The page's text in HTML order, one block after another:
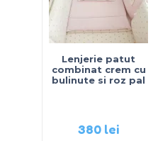
Lenjerie patut
combinat crem cu
bulinute si roz pal
380 lei